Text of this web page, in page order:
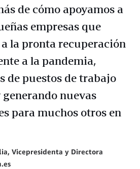
de cómo apoyamos a
empresas que
la pronta recuperación
a la pandemia,
de puestos de trabajo
nuevas
para muchos otros en
Vicepresidenta y Directora